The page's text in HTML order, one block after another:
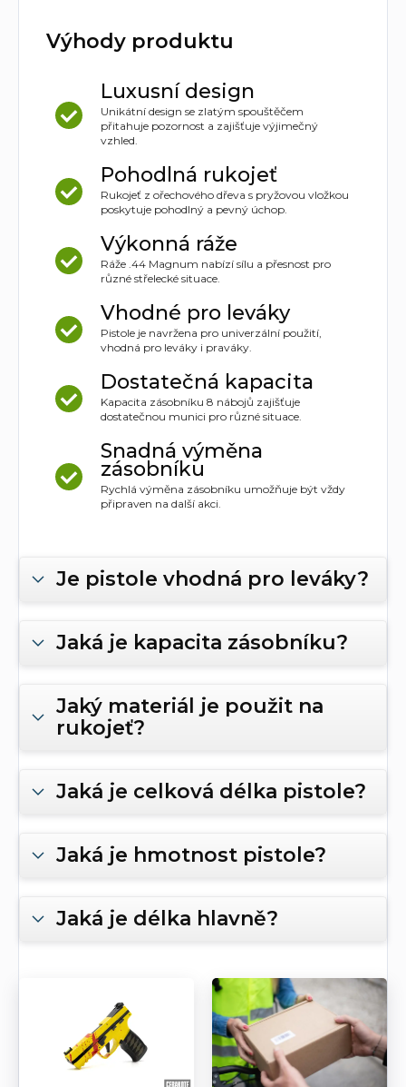
Výhody produktu
Luxusní design
Unikátní design se zlatým spouštěčem
přitahuje pozornost a zajišťuje výjimečný
vzhled.
Pohodlná rukojeť
Rukojeť z ořechového dřeva s pryžovou vložkou
poskytuje pohodlný a pevný úchop.
Výkonná ráže
Ráže .44 Magnum nabízí sílu a přesnost pro
různé střelecké situace.
Vhodné pro leváky
Pistole je navržena pro univerzální použití,
vhodná pro leváky i praváky.
Dostatečná kapacita
Kapacita zásobníku 8 nábojů zajišťuje
dostatečnou munici pro různé situace.
Snadná výměna
zásobníku
Rychlá výměna zásobníku umožňuje být vždy
připraven na další akci.
Je pistole vhodná pro leváky?
Jaká je kapacita zásobníku?
Jaký materiál je použit na
rukojeť?
Jaká je celková délka pistole?
Jaká je hmotnost pistole?
Jaká je délka hlavně?